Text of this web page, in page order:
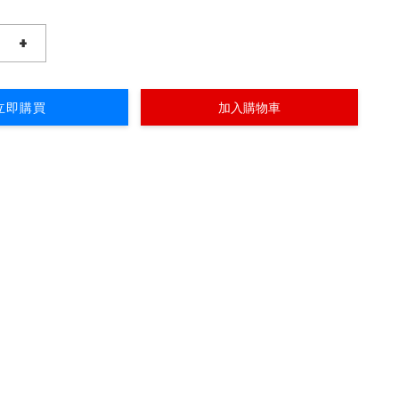
+
即購買 加入購物車